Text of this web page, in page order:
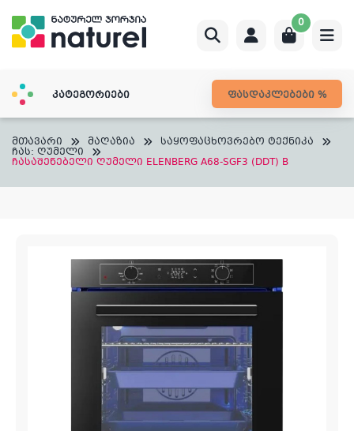
content
0
კატეგორიები ფასდაკლებები %
მთავარი მაღაზია საყოფაცხოვრებო ტექნიკა
ჩას: ღუმელი
ჩასაშენებელი ღუმელი ELENBERG A68-SGF3 (DDT) B